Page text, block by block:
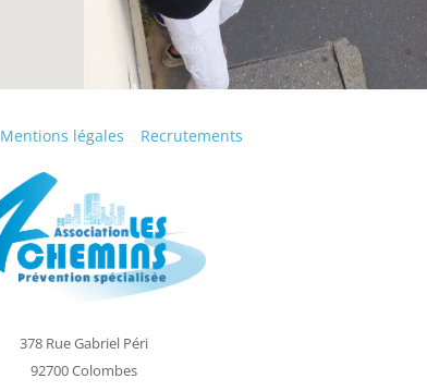
Mentions légales Recrutements
378 Rue Gabriel Péri
92700 Colombes